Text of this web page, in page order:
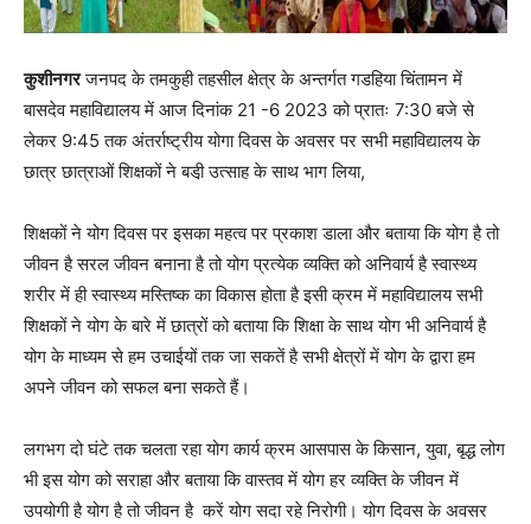
कुशीनगरजनपद के तमकुही तहसील क्षेत्र के अन्तर्गत गडहिया चिंतामन में
बासदेव महाविद्यालय में आज दिनांक 21 -6 2023 को प्रातः 7:30 बजे से
लेकर 9:45 तक अंतर्राष्ट्रीय योगा दिवस के अवसर पर सभी महाविद्यालय के
छात्र छात्राओं शिक्षकों ने बडी़ उत्साह के साथ भाग लिया,
शिक्षकों ने योग दिवस पर इसका महत्व पर प्रकाश डाला और बताया कि योग है तो
जीवन है सरल जीवन बनाना है तो योग प्रत्येक व्यक्ति को अनिवार्य है स्वास्थ्य
शरीर में ही स्वास्थ्य मस्तिष्क का विकास होता है इसी क्रम में महाविद्यालय सभी
शिक्षकों ने योग के बारे में छात्रों को बताया कि शिक्षा के साथ योग भी अनिवार्य है
योग के माध्यम से हम उचाईयों तक जा सकतें है सभी क्षेत्रों में योग के द्वारा हम
अपने जीवन को सफल बना सकते हैं।
लगभग दो घंटे तक चलता रहा योग कार्य क्रम आसपास के किसान, युवा, बृद्ध लोग
भी इस योग को सराहा और बताया कि वास्तव में योग हर व्यक्ति के जीवन में
उपयोगी है योग है तो जीवन है करें योग सदा रहे निरोगी। योग दिवस के अवसर